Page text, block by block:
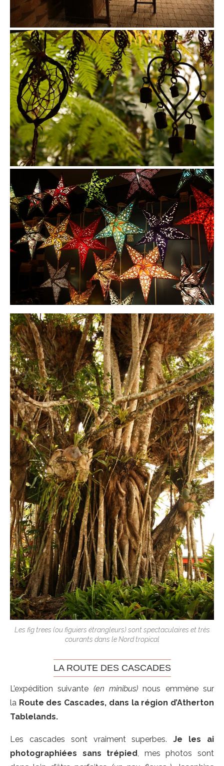
Les fig trees (ou figuiers étrangleurs) sont spectaculaires et très
courants dans le Nord tropical
LA ROUTE DES CASCADES
L’expédition suivante (en minibus) nous emmène sur
la Route des Cascades, dans la région d’Atherton
Tablelands.
Les cascades sont vraiment superbes. Je les ai
photographiées
sans trépied, mes photos sont